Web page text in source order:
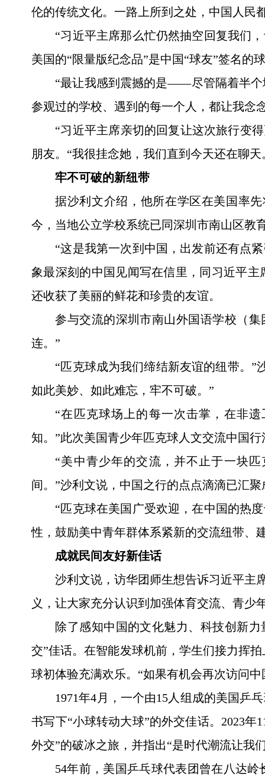
伦的传统文化。一路上所到之处，中国人民
“习近平主席那么忙仍然抽空回复我们
美国的“限量版纪念品”是中国“球友”签名的
“最让我感到震撼的是——尽管隔着半个
参观过的学校、遇到的每一个人，都让我念
“习近平主席亲切的回复让这次旅行变
朋友。“我很挂念她，我们直到今天还在聊
牢不可破的新纽带
据沙利文介绍，他所在学区在美国率
今，当地公立学校系统已同深圳市南山区教
“这是我第一次到中国，出发前还有点
象最深刻的中国见闻写在信里，同习近平
还收获了美丽的鲜花和珍贵的友谊。
参与交流的深圳市南山外国语学校（
连。”
“匹克球成为我们缔结新友谊的纽带。
如此美妙、如此难忘，牢不可破。”
“在匹克球场上的每一次击掌，在非
知。”此次美国青少年匹克球人文交流中国
“美中青少年的交流，并不止于一块
间。”沙利文说，中国之行的点点滴滴已汇
“匹克球在美国广受欢迎，在中国的热
性，鼓励美中青年群体系紧新的交流纽带、
成就民间友好新佳话
沙利文说，访华团师生想告诉习近平主
义，让大家充分认识到加强体育交流、青少
除了感知中国的文化魅力、科技创新
交”佳话。在智能发球机前，学生们接力挥
球初体验充满欢乐。“如果有机会再次访问
1971年4月，一个由15人组成的美国乒
书写下“小球转动大球”的外交佳话。2023
外交”的破冰之旅，并指出“是时代潮流让我
54年前，美国乒乓球代表团曾在八达